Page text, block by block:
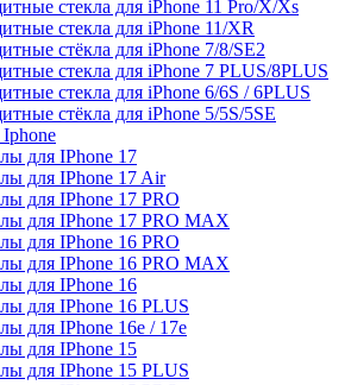
стекла для iPhone 11 Pro/X/Xs
стекла для iPhone 11/XR
стёкла для iPhone 7/8/SE2
стекла для iPhone 7 PLUS/8PLUS
стекла для iPhone 6/6S / 6PLUS
стёкла для iPhone 5/5S/5SE
для IPhone 17
для IPhone 17 Air
для IPhone 17 PRO
для IPhone 17 PRO MAX
для IPhone 16 PRO
для IPhone 16 PRO MAX
для IPhone 16
для IPhone 16 PLUS
для IPhone 16e / 17e
для IPhone 15
для IPhone 15 PLUS